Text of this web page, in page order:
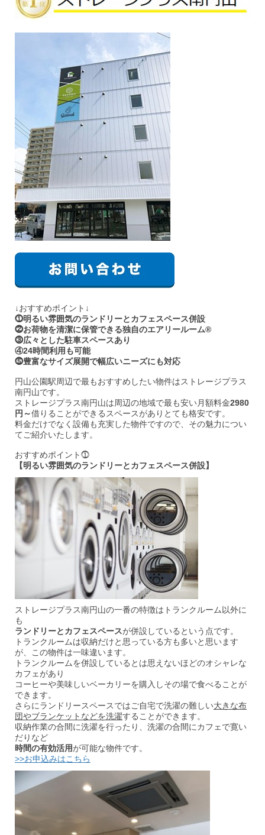
↓おすすめポイント↓
⓵明るい雰囲気のランドリーとカフェスペース併設
⓶お荷物を清潔に保管できる独自のエアリールーム®
⓷広々とした駐車スペースあり
④24時間利用も可能
⓹豊富なサイズ展開で幅広いニーズにも対応
円山公園駅周辺で最もおすすめしたい物件はストレージプラス
南円山です。
ストレージプラス南円山は周辺の地域で最も安い月額料金2980
円～借りることができるスペースがありとても格安です。
料金だけでなく設備も充実した物件ですので、その魅力につい
てご紹介いたします。
おすすめポイント⓵
【明るい雰囲気のランドリーとカフェスペース併設】
ストレージプラス南円山の一番の特徴はトランクルーム以外に
も
ランドリーとカフェスペースが併設しているという点です。
トランクルームは収納だけと思っている方も多いと思います
が、この物件は一味違います。
トランクルームを併設しているとは思えないほどのオシャレな
カフェがあり
コーヒーや美味しいベーカリーを購入しその場で食べることが
できます。
さらにランドリースペースではご自宅で洗濯の難しい大きな布
団やブランケットなどを洗濯することができます。
収納作業の合間に洗濯を行ったり、洗濯の合間にカフェで寛い
だりなど
時間の有効活用が可能な物件です。
>>お申込みはこちら